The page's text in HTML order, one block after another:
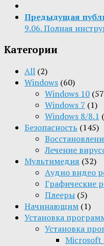
Предыдущая
9.06. Полная
Категории
All (2)
Windows (60)
Windows 10
Windows 7 (1)
Windows 8/8.1
Безопасность (145)
Лечение
Мультимедия (32)
Aудио видео
Графические
Плееры (5)
Начинающим (1)
Установка
Установка
Microsoft